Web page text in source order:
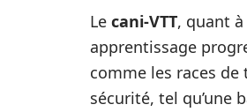
Le cani-VTT, quant
apprentissage
comme les races
sécurité, tel qu’une